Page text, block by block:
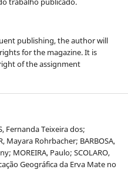
publishing, the author will
for the magazine. It is
of the assignment
Fernanda Teixeira dos;
Mayara Rohrbacher; BARBOSA,
MOREIRA, Paulo; SCOLARO,
Geográfica da Erva Mate no